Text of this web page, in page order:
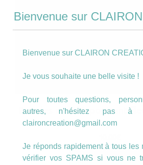
Boucles motif japonisant
AJOUTER AU PANIER
Bienvenue sur
Bienvenue sur CLAIRON
Je vous souhaite une belle visite !
Pour toutes questions,
autres, n'hésitez pas à
claironcreation@gmail.com
Je réponds rapidement à tous les
vérifier vos SPAMS si vous ne